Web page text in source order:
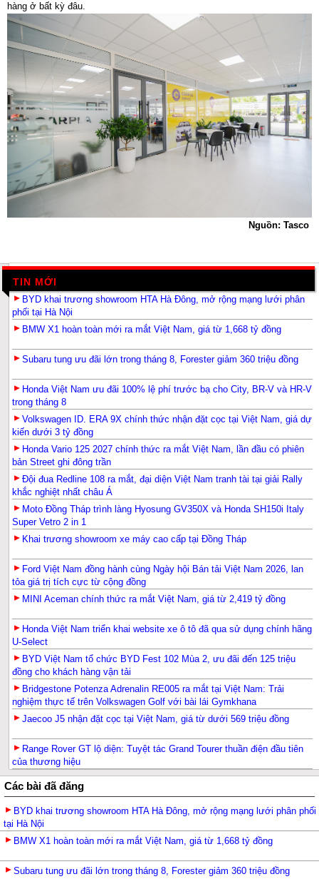
hàng ở bất kỳ đâu.
Nguồn: Tasco
TIN MỚI
BYD khai trương showroom HTA Hà Đông, mở rộng mạng lưới phân
phối tại Hà Nội
BMW X1 hoàn toàn mới ra mắt Việt Nam, giá từ 1,668 tỷ đồng
Subaru tung ưu đãi lớn trong tháng 8, Forester giảm 360 triệu đồng
Honda Việt Nam ưu đãi 100% lệ phí trước bạ cho City, BR-V và HR-V
trong tháng 8
Volkswagen ID. ERA 9X chính thức nhận đặt cọc tại Việt Nam, giá dự
kiến dưới 3 tỷ đồng
Honda Vario 125 2027 chính thức ra mắt Việt Nam, lần đầu có phiên
bản Street ghi đông trần
Đội đua Redline 108 ra mắt, đại diện Việt Nam tranh tài tại giải Rally
khắc nghiệt nhất châu Á
Moto Đồng Tháp trình làng Hyosung GV350X và Honda SH150i Italy
Super Vetro 2 in 1
Khai trương showroom xe máy cao cấp tại Đồng Tháp
Ford Việt Nam đồng hành cùng Ngày hội Bán tải Việt Nam 2026, lan
tỏa giá trị tích cực từ cộng đồng
MINI Aceman chính thức ra mắt Việt Nam, giá từ 2,419 tỷ đồng
Honda Việt Nam triển khai website xe ô tô đã qua sử dụng chính hãng
U-Select
BYD Việt Nam tổ chức BYD Fest 102 Mùa 2, ưu đãi đến 125 triệu
đồng cho khách hàng vận tải
Bridgestone Potenza Adrenalin RE005 ra mắt tại Việt Nam: Trải
nghiệm thực tế trên Volkswagen Golf với bài lái Gymkhana
Jaecoo J5 nhận đặt cọc tại Việt Nam, giá từ dưới 569 triệu đồng
Range Rover GT lộ diện: Tuyệt tác Grand Tourer thuần điện đầu tiên
của thương hiệu
Các bài đã đăng
BYD khai trương showroom HTA Hà Đông, mở rộng mạng lưới phân phối
tại Hà Nội
BMW X1 hoàn toàn mới ra mắt Việt Nam, giá từ 1,668 tỷ đồng
Subaru tung ưu đãi lớn trong tháng 8, Forester giảm 360 triệu đồng